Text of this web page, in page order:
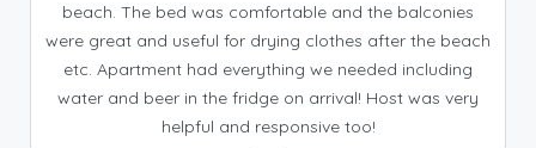
beach. The bed was comfortable and the balconies
were great and useful for drying clothes after the beach
etc. Apartment had everything we needed including
water and beer in the fridge on arrival! Host was very
helpful and responsive too!